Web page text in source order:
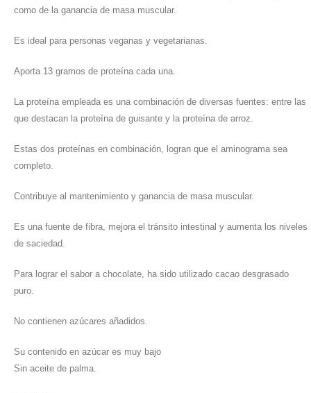
como de la ganancia de masa muscular.
Es ideal para personas veganas y vegetarianas.
Aporta 13 gramos de proteína cada una.
La proteína empleada es una combinación de diversas fuentes: entre las
que destacan la proteína de guisante y la proteína de arroz.
Estas dos proteínas en combinación, logran que el aminograma sea
completo.
Contribuye al mantenimiento y ganancia de masa muscular.
Es una fuente de fibra, mejora el tránsito intestinal y aumenta los niveles
de saciedad.
Para lograr el sabor a chocolate, ha sido utilizado cacao desgrasado
puro.
No contienen azúcares añadidos.
Su contenido en azúcar es muy bajo
Sin aceite de palma.